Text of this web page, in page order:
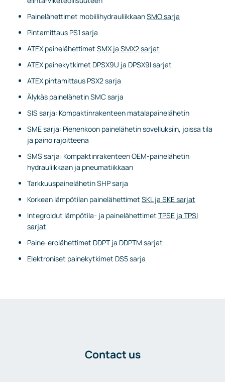
Painelähettimet mobiilihydrauliikkaanSMO sarja
Pintamittaus PS1 sarja
ATEX painelähettimet SMX ja SMX2 sarjat
ATEX painekytkimet DPSX9U ja DPSX9I sarjat
ATEX pintamittaus PSX2 sarja
Älykäs painelähetin SMC sarja
SIS sarja: Kompaktinrakenteen matalapainelähetin
SME sarja: Pienenkoon painelähetin sovelluksiin, joissa tila
ja paino rajoitteena
SMS sarja: Kompaktinrakenteen OEM-painelähetin
hydrauliikkaan ja pneumatiikkaan
Tarkkuuspainelähetin SHP sarja
Korkean lämpötilan painelähettimet SKL ja SKE sarjat
Integroidut lämpötila- ja painelähettimet TPSE ja TPSI
sarjat
Paine-erolähettimet DDPT ja DDPTM sarjat
Elektroniset painekytkimet DS5 sarja
Contact us